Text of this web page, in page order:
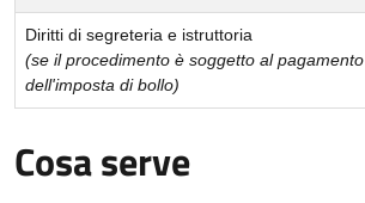
Diritti di segreteria e istruttoria
(se il procedimento è soggetto al pagamento
dell'imposta di bollo)
Cosa serve